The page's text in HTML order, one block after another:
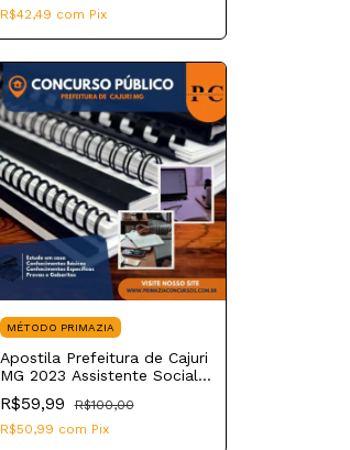
R$42,49 com Pix
MÉTODO PRIMAZIA
Apostila Prefeitura de Cajuri
MG 2023 Assistente Social
da Educação Básica
R$59,99
R$100,00
R$50,99 com Pix